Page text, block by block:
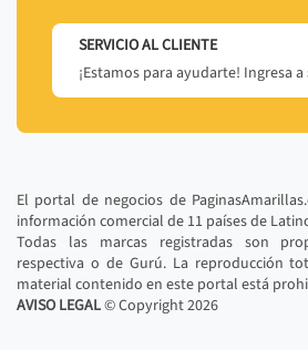
SERVICIO AL CLIENTE
¡Estamos para ayudarte! Ingresa a
El portal de negocios de
información comercial de 11 países de
Todas las marcas registradas son
respectiva o de Gurú. La reproducción
material contenido en este portal está
AVISO LEGAL© Copyright2026